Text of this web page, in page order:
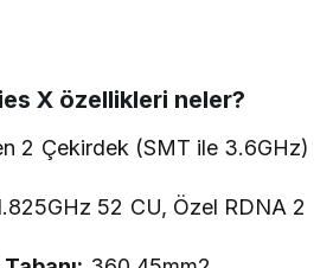
X özellikleri neler?
2 Çekirdek (SMT ile 3.6GHz)
52 CU, Özel RDNA 2